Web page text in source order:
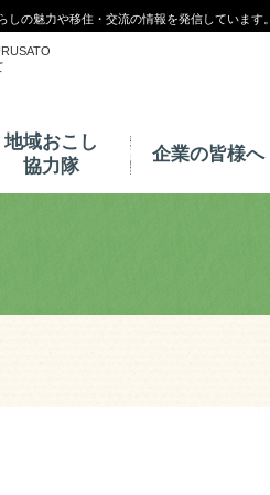
しの魅力や移住・交流の情報を発信しています。
地域おこし
協力隊
企業の皆様へ